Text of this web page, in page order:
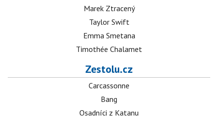
Marek Ztracený
Taylor Swift
Emma Smetana
Timothée Chalamet
Zestolu.cz
Carcassonne
Bang
Osadníci z Katanu